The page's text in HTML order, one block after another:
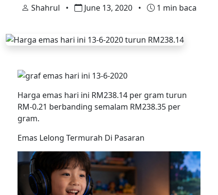
Shahrul • June 13, 2020 • 1 min baca
Harga emas hari ini RM238.14 per gram turun
RM-0.21 berbanding semalam RM238.35 per
gram.
Emas Lelong Termurah Di Pasaran